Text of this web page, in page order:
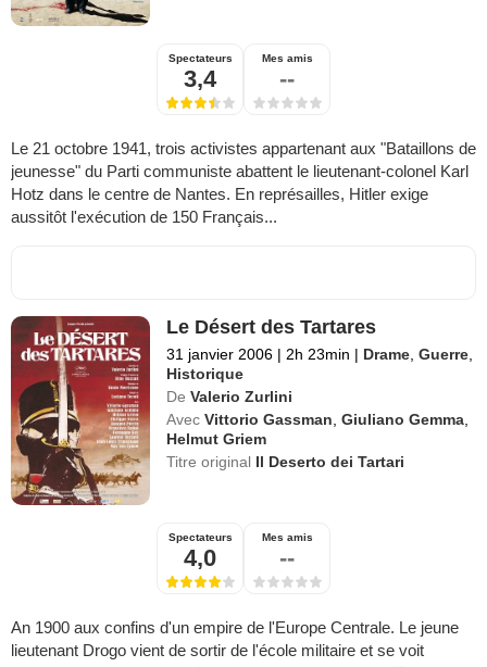
Spectateurs
3,4
Mes amis
--
Le 21 octobre 1941, trois activistes appartenant aux "Bataillons de
jeunesse" du Parti communiste abattent le lieutenant-colonel Karl
Hotz dans le centre de Nantes. En représailles, Hitler exige
aussitôt l'exécution de 150 Français...
Le Désert des Tartares
31 janvier 2006 | 2h 23min | Drame ,Guerre
Historique
De Valerio Zurlini
Avec Vittorio Gassman ,Giuliano Gemma
Helmut Griem
Titre original Il Deserto dei Tartari
Spectateurs
4,0
Mes amis
--
An 1900 aux confins d'un empire de l'Europe Centrale. Le jeune
lieutenant Drogo vient de sortir de l'école militaire et se voit